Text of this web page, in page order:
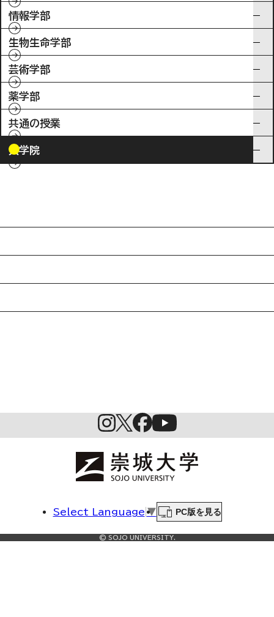
情報学部
生物生命学部
芸術学部
薬学部
共通の授業
大学院
Select Language ▼ PC版を見る
© SOJO UNIVERSITY.